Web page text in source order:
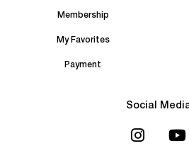
Membership
My Favorites
Payment
Social